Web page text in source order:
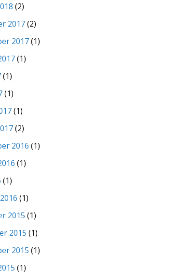
(2)
2017(2)
2017(1)
(1)
(1)
(1)
(1)
(2)
2016 (1)
(1)
(1)
(1)
2015 (1)
2015 (1)
2015 (1)
(1)